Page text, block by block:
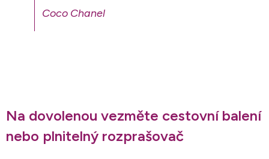
Coco Chanel
Na dovolenou vezměte cestovní balení
nebo plnitelný rozprašovač